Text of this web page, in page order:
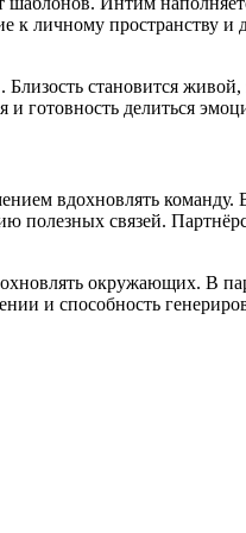
личному пространству
Близость становится
готовность делиться
вдохновлять
связей.
окружающих. В
и способность